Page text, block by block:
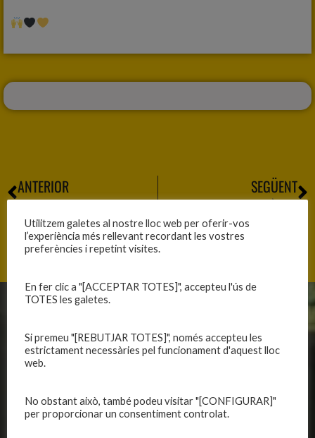
ANTERIOR
PARTITS A LA CIUTAT ESPORTIVA
SEGÜENT
PARTIT INCÒMODE
Història
Organització
Avís legal
Política de privadesa
Primer equip masculí
Equips femenins
C.E. El Vilar
Utilitzem galetes al nostre lloc web per oferir-vos
l’experiència més rellevant recordant les vostres
preferències i repetint visites.
En fer clic a "[ACCEPTAR TOTES]", accepteu l'ús de
TOTES les galetes.
Si premeu "[REBUTJAR TOTES]", només accepteu les
estrictament necessàries pel funcionament d'aquest lloc
web.
No obstant això, també podeu visitar "[CONFIGURAR]"
per proporcionar un consentiment controlat.